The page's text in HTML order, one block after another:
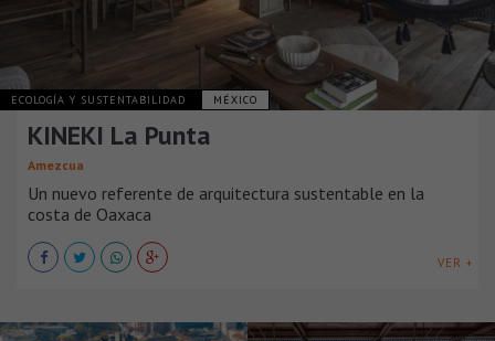
ECOLOGÍA Y SUSTENTABILIDAD MÉXICO
KINEKI La Punta
Amezcua
Un nuevo referente de arquitectura sustentable en la
costa de Oaxaca
VER +